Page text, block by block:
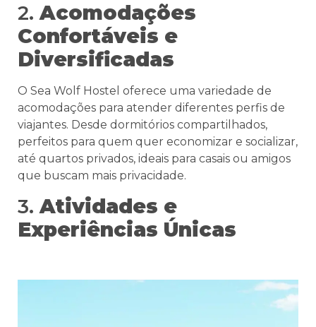
2.Acomodações
Confortáveis e
Diversificadas
O Sea Wolf Hostel oferece uma variedade de
acomodações para atender diferentes perfis de
viajantes. Desde dormitórios compartilhados,
perfeitos para quem quer economizar e socializar,
até quartos privados, ideais para casais ou amigos
que buscam mais privacidade.
3. Atividades e
Experiências Únicas